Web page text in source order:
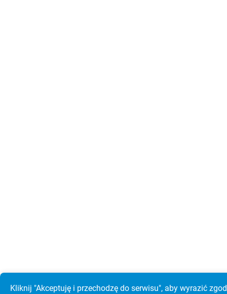
Kliknij "Akceptuję i przechodzę do serwisu", aby wyrazić